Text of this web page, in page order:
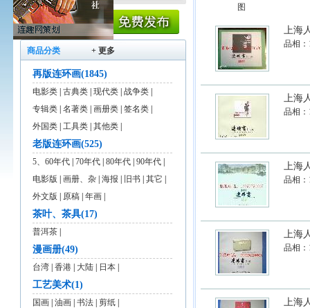
商品分类 + 更多
再版连环画(1845)
电影类 古典类 现代类 战争类
专辑类 名著类 画册类 签名类
外国类 工具类 其他类
老版连环画(525)
5、60年代 70年代 80年代 90年代
电影版
画册、杂 海报 旧书 其它
外文版
原稿 年画
茶叶、茶具(17)
普洱茶
漫画册(49)
台湾 香港 大陆 日本
工艺美术(1)
国画 油画 书法 剪纸
图
上海
品相：
上海
品相：
上海
品相：
上海
品相：
上海